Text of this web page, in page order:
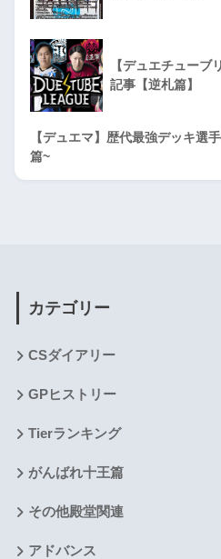
【デュエチュー
記事【逆札篇】
【デュエマ】歴代最強デッキ選
篇~
カテゴリー
CSダイアリー
GPヒストリー
Tierランキング
がんばれ十王篇
その他殿堂関連
アドバンス